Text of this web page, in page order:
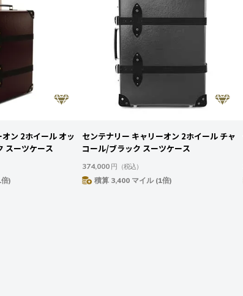
ン 2ホイール オッ
スーツケース
)
センテナリー キャリーオン 2ホイール チャ
コール/ブラック スーツケース
374,000 円 （税込）
積算 3,400 マイル (1倍)